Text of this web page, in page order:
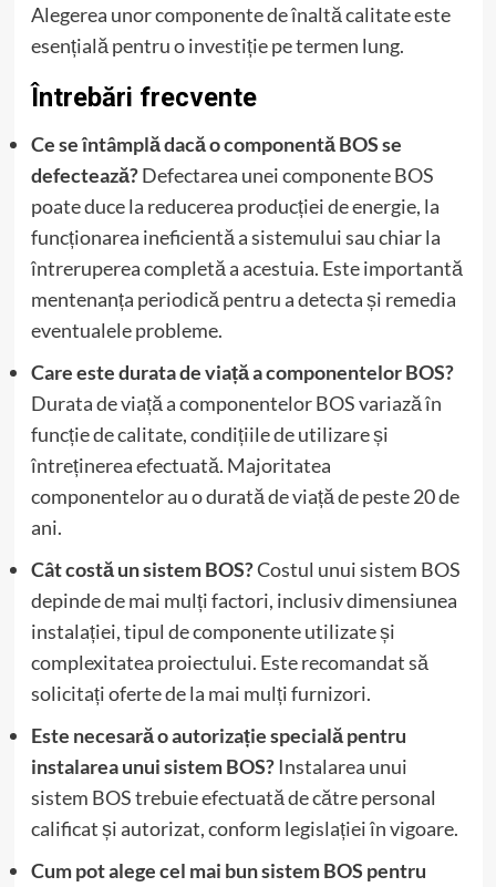
Alegerea unor componente de înaltă calitate este
esențială pentru o investiție pe termen lung.
Întrebări frecvente
Ce se întâmplă dacă o componentă BOS se
defectează?Defectarea unei componente BOS
poate duce la reducerea producției de energie, la
funcționarea ineficientă a sistemului sau chiar la
întreruperea completă a acestuia. Este importantă
mentenanța periodică pentru a detecta și remedia
eventualele probleme.
Care este durata de viață a componentelor BOS?
Durata de viață a componentelor BOS variază în
funcție de calitate, condițiile de utilizare și
întreținerea efectuată. Majoritatea
componentelor au o durată de viață de peste 20 de
ani.
Cât costă un sistem BOS?Costul unui sistem BOS
depinde de mai mulți factori, inclusiv dimensiunea
instalației, tipul de componente utilizate și
complexitatea proiectului. Este recomandat să
solicitați oferte de la mai mulți furnizori.
Este necesară o autorizație specială pentru
instalarea unui sistem BOS?Instalarea unui
sistem BOS trebuie efectuată de către personal
calificat și autorizat, conform legislației în vigoare.
Cum pot alege cel mai bun sistem BOS pentru